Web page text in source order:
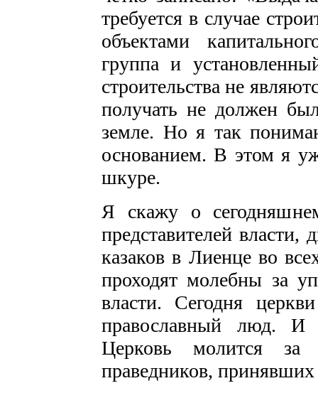
требуется в случае
объектами
группа и
строительства не
получать не должен
земле. Но я так
основанием. В этом я
шкуре.
Я скажу о
представителей
казаков в Лиенце во
проходят молебны за
власти. Сегодня
православный люд. И
Церковь молится за
праведников,